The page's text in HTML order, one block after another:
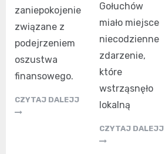
zaniepokojenie
związane z
podejrzeniem
oszustwa
finansowego.
CZYTAJ DALEJJ
Gołuchów
miało miejsce
niecodzienne
zdarzenie,
które
wstrząsnęło
lokalną
CZYTAJ DALEJJ